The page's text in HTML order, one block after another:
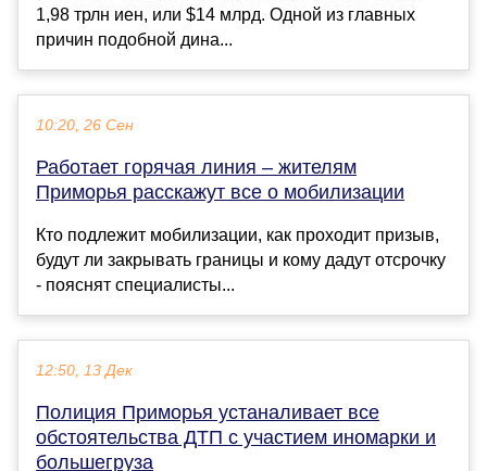
1,98 трлн иен, или $14 млрд. Одной из главных
причин подобной дина...
10:20, 26 Сен
Работает горячая линия – жителям
Приморья расскажут все о мобилизации
Кто подлежит мобилизации, как проходит призыв,
будут ли закрывать границы и кому дадут отсрочку
- пояснят специалисты...
12:50, 13 Дек
Полиция Приморья устаналивает все
обстоятельства ДТП с участием иномарки и
большегруза